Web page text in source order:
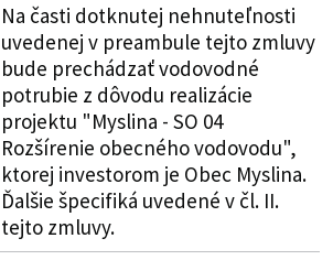
Na časti dotknutej nehnuteľnosti
uvedenej v preambule tejto zmluvy
bude prechádzať vodovodné
potrubie z dôvodu realizácie
projektu "Myslina - SO 04
Rozšírenie obecného vodovodu",
ktorej investorom je Obec Myslina.
Ďalšie špecifiká uvedené v čl. II.
tejto zmluvy.